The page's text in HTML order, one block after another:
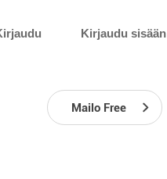
Kirjaudu sisään
Mailo Free